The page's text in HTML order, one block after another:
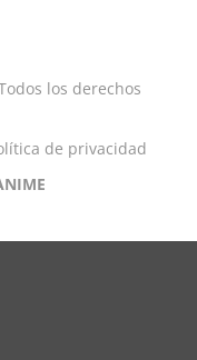
los derechos
de privacidad